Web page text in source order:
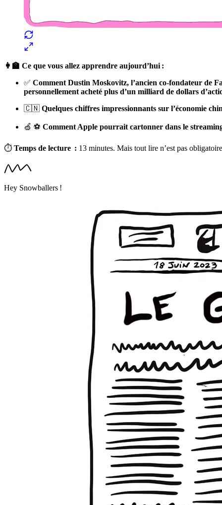
👩‍🏫 Ce que vous allez apprendre aujourd’hui :
✅ Comment Dustin Moskovitz, l’ancien co-fondateur de
personnellement acheté plus d’un milliard de dollars
🇨🇳 Quelques chiffres impressionnants sur l’économie
🍏 ⚽️ Comment Apple pourrait cartonner dans le
⏱ Temps de lecture : 13 minutes. Mais tout lire n’est pas
Hey Snowballers !